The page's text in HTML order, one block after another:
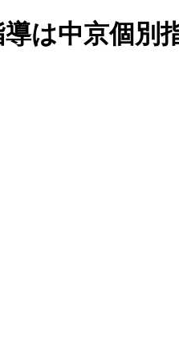
は中京個別